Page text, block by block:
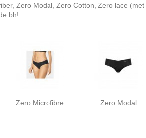
Zero Modal, Zero Cotton, Zero lace
bh!
Zero Microfibre Zero Modal